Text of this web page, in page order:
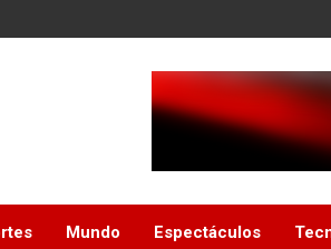
Mundo Espectáculos